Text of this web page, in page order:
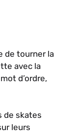
de tourner la
avec la
d’ordre,
de skates
leurs